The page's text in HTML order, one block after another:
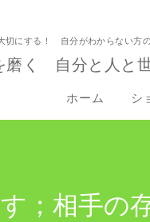
にする！ 自分がわからない
く 自分と人と
ホーム シ
；相手の